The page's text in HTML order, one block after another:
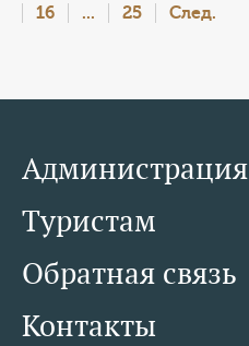
16
... 25 След.
Администрация
Туристам
Обратная связь
Контакты